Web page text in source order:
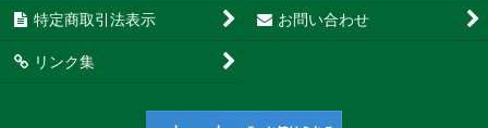
特定商取引法表示 お問い合わせ
リンク集